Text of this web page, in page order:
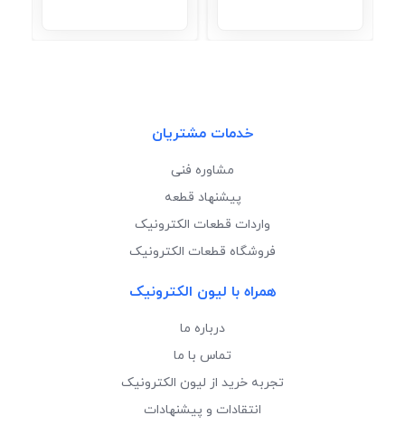
خدمات مشتریان
مشاوره فنی
پیشنهاد قطعه
واردات قطعات الکترونیک
فروشگاه قطعات الکترونیک
همراه با لیون الکترونیک
درباره ما
تماس با ما
تجربه خرید از لیون الکترونیک
انتقادات و پیشنهادات